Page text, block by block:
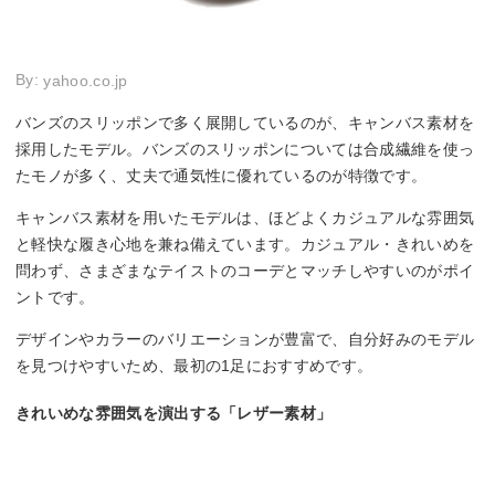
By:yahoo.co.jp
バンズのスリッポンで多く展開しているのが、キャンバス素材を
採用したモデル。バンズのスリッポンについては合成繊維を使っ
たモノが多く、丈夫で通気性に優れているのが特徴です。
キャンバス素材を用いたモデルは、ほどよくカジュアルな雰囲気
と軽快な履き心地を兼ね備えています。カジュアル・きれいめを
問わず、さまざまなテイストのコーデとマッチしやすいのがポイ
ントです。
デザインやカラーのバリエーションが豊富で、自分好みのモデル
を見つけやすいため、最初の1足におすすめです。
きれいめな雰囲気を演出する「レザー素材」